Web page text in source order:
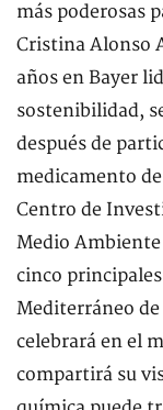
más poderosas
Cristina Alonso
años en Bayer
sostenibilidad,
después de
medicamento
Centro de
Medio Ambiente
cinco
Mediterráneo de
celebrará en el
compartirá su